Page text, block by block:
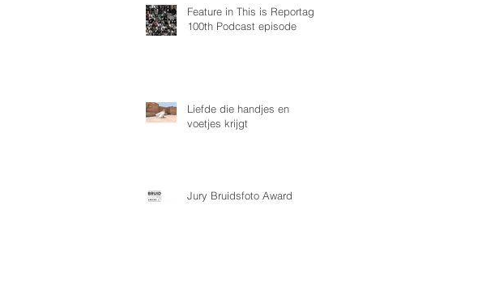
Feature in This is Reportage
100th Podcast episode
Liefde die handjes en
voetjes krijgt
Jury Bruidsfoto Award